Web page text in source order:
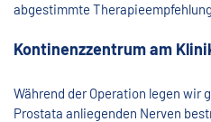
abgestimmte
Kontinenzzentrum am
Während der Operation legen wir
Prostata anliegenden Nerven